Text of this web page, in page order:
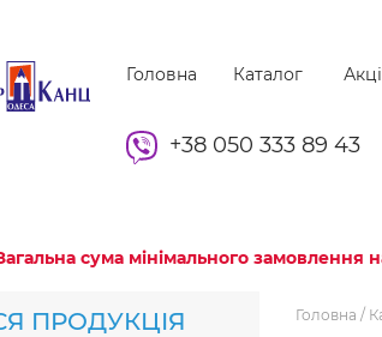
Головна Каталог
+38 050 333 89 43
сума мінімального
ПРОДУКЦІЯ Головна /